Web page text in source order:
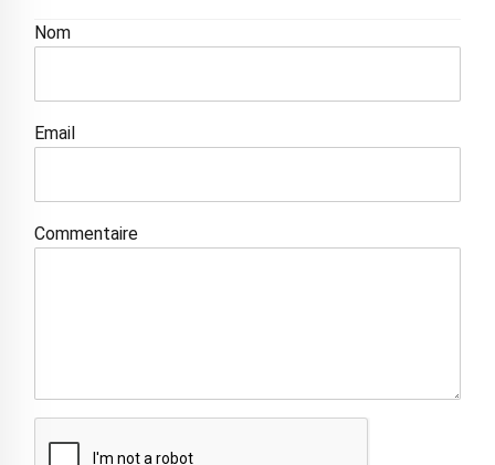
Nom
Email
Commentaire